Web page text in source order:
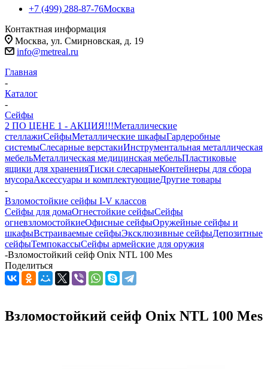
+7 (499) 288-87-76Москва
Контактная информация
Москва, ул. Смирновская, д. 19
info@metreal.ru
Главная
-
Каталог
-
Сейфы
2 ПО ЦЕНЕ 1 - АКЦИЯ!!!Металлические
стеллажиСейфыМеталлические шкафыГардеробные
системыСлесарные верстакиИнструментальная металлическая
мебельМеталлическая медицинская мебельПластиковые
ящики для храненияТиски слесарныеКонтейнеры для сбора
мусораАксессуары и комплектующиеДругие товары
-
Взломостойкие сейфы I-V классов
Сейфы для домаОгнестойкие сейфыСейфы
огневзломостойкиеОфисные сейфыОружейные сейфы и
шкафыВстраиваемые сейфыЭксклюзивные сейфыДепозитные
сейфыТемпокассыСейфы армейские для оружия
-Взломостойкий сейф Onix NTL 100 Mes
Поделиться
Взломостойкий сейф Onix NTL 100 Mes